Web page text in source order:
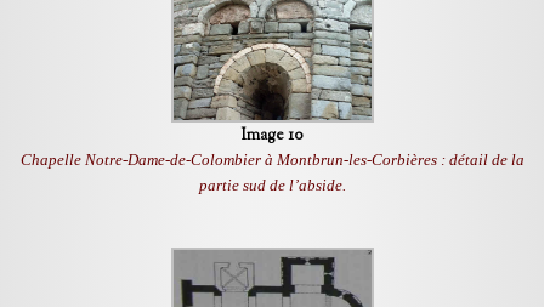
Image 10
Chapelle Notre-Dame-de-Colombier à Montbrun-les-Corbières : détail de la
partie sud de l’abside.